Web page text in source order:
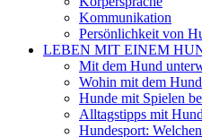
Kommunikation
Persönlichkeit von
LEBEN MIT EINEM
Mit dem Hund
Wohin mit dem
Hunde mit Spielen
Alltagstipps mit Hund
Hundesport: